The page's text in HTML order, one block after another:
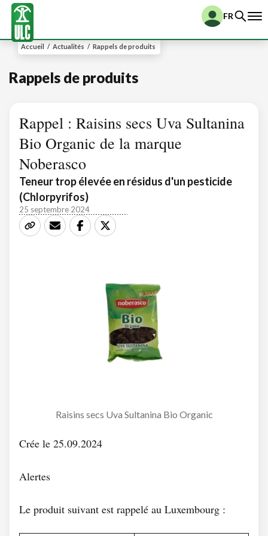
FR
Accueil / Actualités / Rappels de produits
Rappels de produits
Rappel : Raisins secs Uva Sultanina
Bio Organic de la marque
Noberasco
Teneur trop élevée en résidus d'un pesticide
(Chlorpyrifos)
25 septembre 2024
Raisins secs Uva Sultanina Bio Organic
Crée le 25.09.2024
Alertes
Le produit suivant est rappelé au Luxembourg :